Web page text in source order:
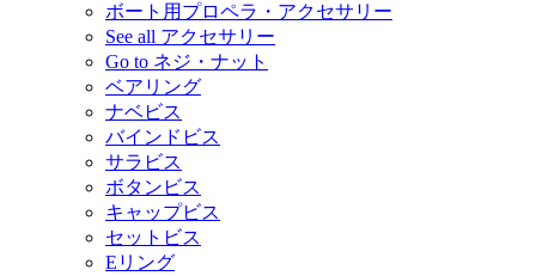
ボート用プロペラ・アクセサリー
See all アクセサリー
Go to ネジ・ナット
ベアリング
ナベビス
バインドビス
サラビス
ボタンビス
キャップビス
セットビス
Eリング